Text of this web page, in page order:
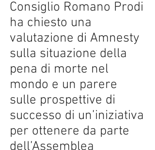
Consiglio Romano Prodi
ha chiesto una
valutazione di Amnesty
sulla situazione della
pena di morte nel
mondo e un parere
sulle prospettive di
successo di un’iniziativa
per ottenere da parte
dell’Assemblea